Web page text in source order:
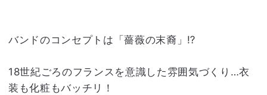
バンドのコンセプトは「薔薇の末裔」⁉
18世紀ごろのフランスを意識した雰囲気づくり…衣
装も化粧もバッチリ！